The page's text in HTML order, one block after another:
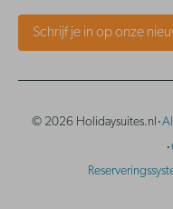
Schrijf je in op onze
© 2026 Holidaysuites.nl ·
·